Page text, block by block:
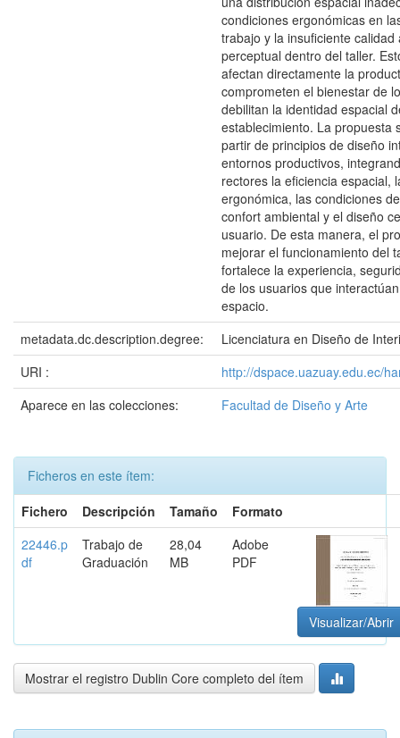
condiciones ergonómicas en
trabajo y la insuficiente calidad
perceptual dentro del taller.
afectan directamente la
comprometen el bienestar de
debilitan la identidad espacial
establecimiento. La propuesta
partir de principios de diseño
entornos productivos,
rectores la eficiencia espacial,
ergonómica, las condiciones
confort ambiental y el diseño
usuario. De esta manera, el
mejorar el funcionamiento del
fortalece la experiencia,
de los usuarios que
espacio.
metadata.dc.description.degree:
Licenciatura en Diseño de
URI :
http://dspace.uazuay.edu.ec/
Aparece en las colecciones:
Facultad de Diseño y Arte
Ficheros en este ítem:
Fichero
Descripción Tamaño
Formato
22446.p
df
Trabajo de
Graduación
28,04
MB
Adobe
PDF
Visualizar/Abrir
Mostrar el registro Dublin Core completo del ítem